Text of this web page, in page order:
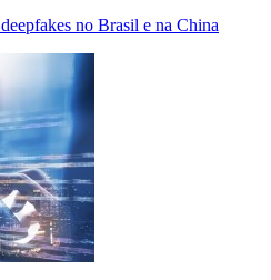
no Brasil e na China